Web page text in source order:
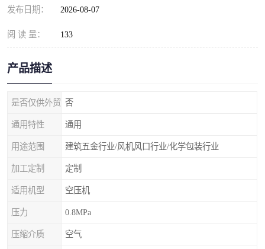
发布日期： 2026-08-07
阅 读 量： 133
产品描述
是否仅供外贸 否
通用特性 通用
用途范围 建筑五金行业/风机风口行业/化学包装行业
加工定制 定制
适用机型 空压机
压力 0.8MPa
压缩介质 空气